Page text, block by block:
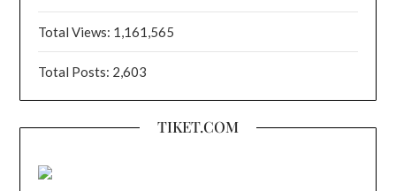
Total Views: 1,161,565
Total Posts: 2,603
TIKET.COM